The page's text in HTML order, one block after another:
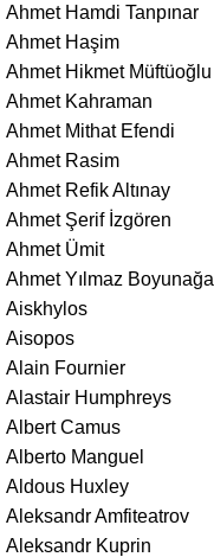
Ahmet Hamdi Tanpınar
Ahmet Haşim
Ahmet Hikmet Müftüoğlu
Ahmet Kahraman
Ahmet Mithat Efendi
Ahmet Rasim
Ahmet Refik Altınay
Ahmet Şerif İzgören
Ahmet Ümit
Ahmet Yılmaz Boyunağa
Aiskhylos
Aisopos
Alain Fournier
Alastair Humphreys
Albert Camus
Alberto Manguel
Aldous Huxley
Aleksandr Amfiteatrov
Aleksandr Kuprin